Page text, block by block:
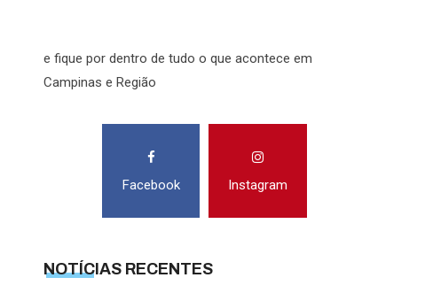
e fique por dentro de tudo o que acontece em
Campinas e Região
Facebook Instagram
NOTÍCIAS RECENTES